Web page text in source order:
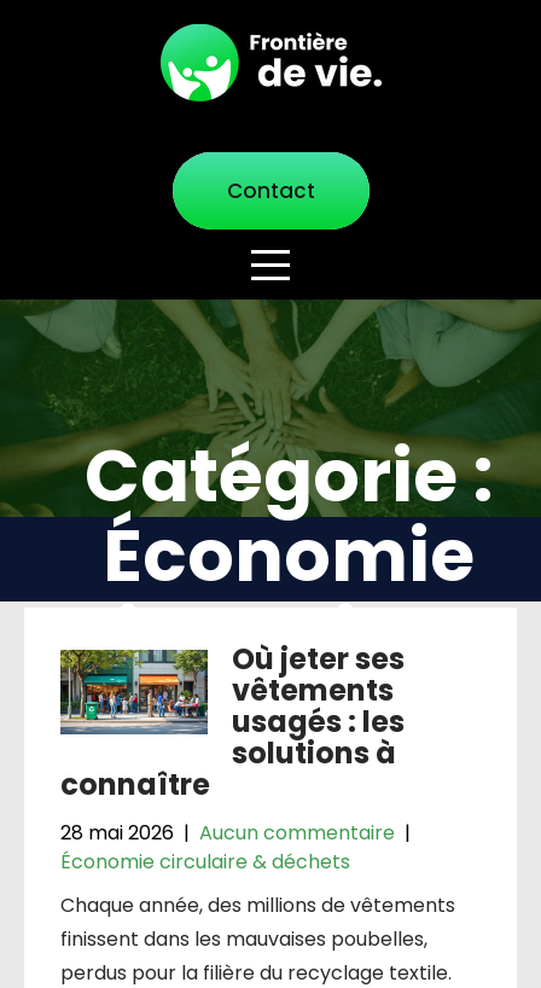
Contact
Catégorie :
Économie
circulaire &
déchets
Où jeter ses
vêtements
usagés : les
solutions à
connaître
28 mai 2026 | Aucun commentaire |
Économie circulaire & déchets
Chaque année, des millions de vêtements
finissent dans les mauvaises poubelles,
perdus pour la filière du recyclage textile.